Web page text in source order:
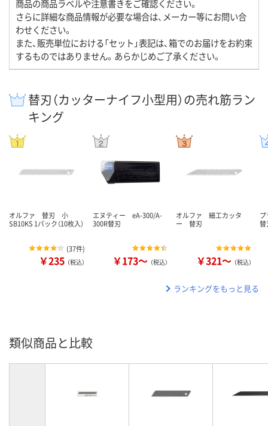
商品の商品ラベルや注意書きをご確認ください。
さらに詳細な商品情報が必要な場合は、メーカー等にお問い合
わせください。
また、販売単位における「セット」表記は、箱でのお届けをお約束
するものではありません。あらかじめご了承ください。
替刃（カッターナイフ小型用）の売れ筋ラン
キング
オルファ 替刃 小
SB10KS 1パック（10枚入）
(37件)
￥235 （税込）
エヌティー eA-300/A-
300R替刃
￥173～ （税込）
オルファ 細工カッタ
ー 替刃
￥321～ （税込）
替
ランキングをもっと見る
類似商品と比較